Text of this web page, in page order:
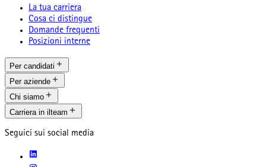
La tua carriera
Cosa ci distingue
Domande frequenti
Posizioni interne
Per candidati
Per aziende
Chi siamo
Carriera in ilteam
Seguici sui social media